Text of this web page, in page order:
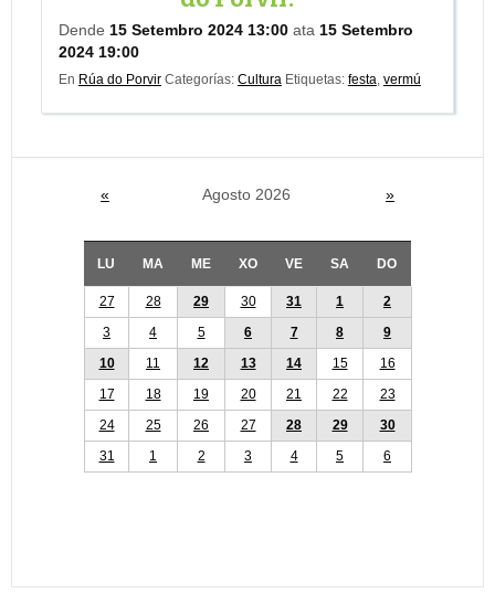
Dende 15 Setembro 2024 13:00 ata 15 Setembro
2024 19:00
En Rúa do Porvir Categorías: Cultura Etiquetas: festa, vermú
« Agosto 2026 »
LU MA ME XO VE SA DO
27 28 29 30 31 1
2
3
4 5 6 7 8
9
10
11 12 13 14 15
16
17
18 19 20 21 22
23
24
25 26 27 28 29
30
31
1 2 3 4 5 6